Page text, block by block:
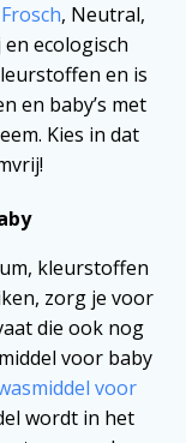
Frosch, Neutral,
ecologisch
en is
en baby’s met
Kies in dat
kleurstoffen
zorg je voor
die ook nog
voor baby
voor
wordt in het